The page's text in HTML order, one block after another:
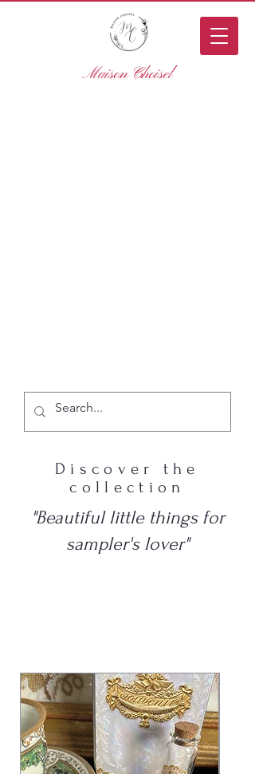
Maison Choisel
Discover the
collection
"Beautiful little things for
sampler's lover"